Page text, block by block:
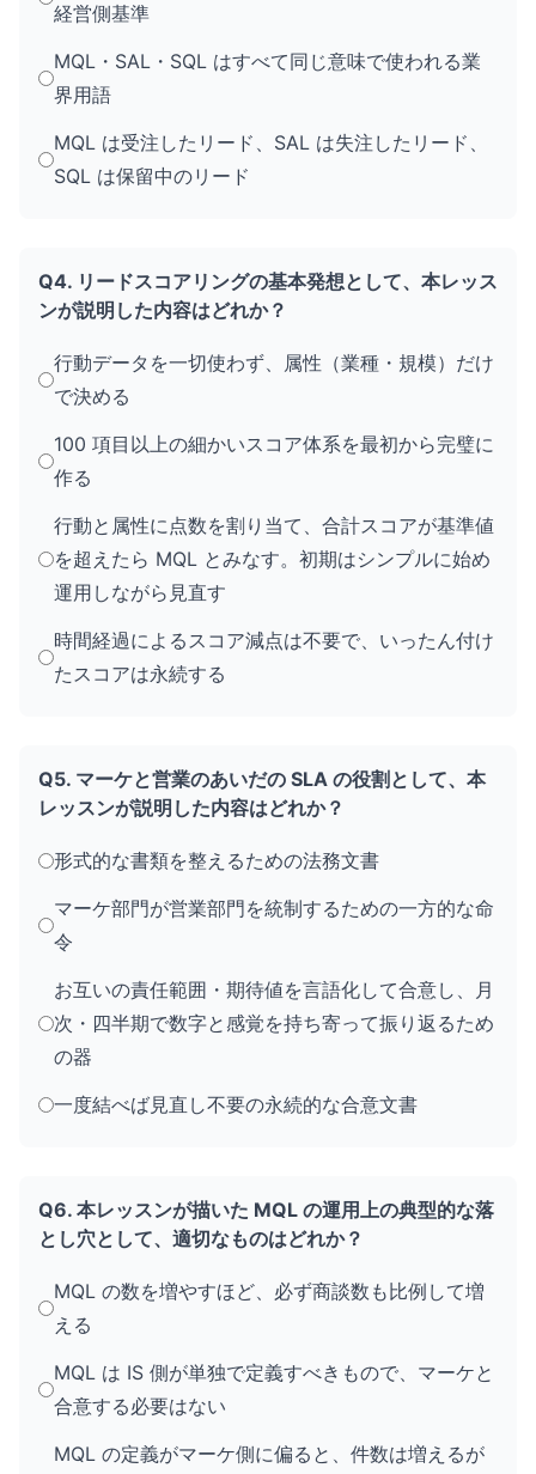
経営側基準
MQL・SAL・SQL はすべて同じ意味で使われる業
界用語
MQL は受注したリード、SAL は失注したリード、
SQL は保留中のリード
Q4. リードスコアリングの基本発想として、本レッス
ンが説明した内容はどれか？
行動データを一切使わず、属性（業種・規模）だけ
で決める
100 項目以上の細かいスコア体系を最初から完璧に
作る
行動と属性に点数を割り当て、合計スコアが基準値
を超えたら MQL とみなす。初期はシンプルに始め
運用しながら見直す
時間経過によるスコア減点は不要で、いったん付け
たスコアは永続する
Q5. マーケと営業のあいだの SLA の役割として、本
レッスンが説明した内容はどれか？
形式的な書類を整えるための法務文書
マーケ部門が営業部門を統制するための一方的な命
令
お互いの責任範囲・期待値を言語化して合意し、月
次・四半期で数字と感覚を持ち寄って振り返るため
の器
一度結べば見直し不要の永続的な合意文書
Q6. 本レッスンが描いた MQL の運用上の典型的な落
とし穴として、適切なものはどれか？
MQL の数を増やすほど、必ず商談数も比例して増
える
MQL は IS 側が単独で定義すべきもので、マーケと
合意する必要はない
MQL の定義がマーケ側に偏ると、件数は増えるが